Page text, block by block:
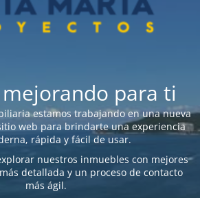
mejorando para ti
estamos trabajando en una nueva
web para brindarte una experiencia
rápida y fácil de usar.
nuestros inmuebles con mejores
detallada y un proceso de contacto
más ágil.